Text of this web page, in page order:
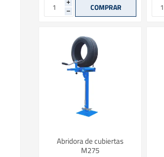
i
h
Abridora de cubiertas
M275